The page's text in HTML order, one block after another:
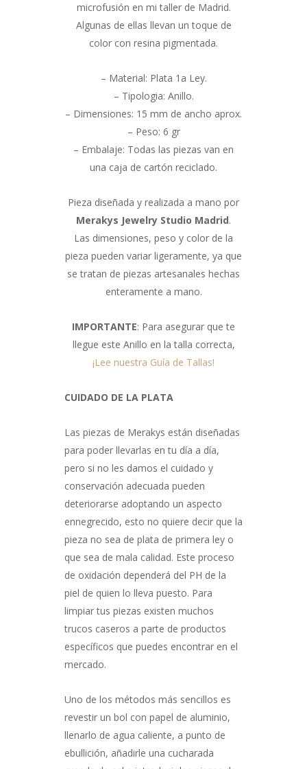
microfusión en mi taller de Madrid.
Algunas de ellas llevan un toque de
color con resina pigmentada.
– Material: Plata 1a Ley.
– Tipologia: Anillo.
– Dimensiones: 15 mm de ancho aprox.
– Peso: 6 gr
– Embalaje: Todas las piezas van en
una caja de cartón reciclado.
Pieza diseñada y realizada a mano por
Merakys Jewelry Studio Madrid.
Las dimensiones, peso y color de la
pieza pueden variar ligeramente, ya que
se tratan de piezas artesanales hechas
enteramente a mano.
IMPORTANTE: Para asegurar que te
llegue este Anillo en la talla correcta,
¡Lee nuestra Guía de Tallas!
CUIDADO DE LA PLATA
Las piezas de Merakys están diseñadas
para poder llevarlas en tu día a día,
pero si no les damos el cuidado y
conservación adecuada pueden
deteriorarse adoptando un aspecto
ennegrecido, esto no quiere decir que la
pieza no sea de plata de primera ley o
que sea de mala calidad. Este proceso
de oxidación dependerá del PH de la
piel de quien lo lleva puesto. Para
limpiar tus piezas existen muchos
trucos caseros a parte de productos
específicos que puedes encontrar en el
mercado.
Uno de los métodos más sencillos es
revestir un bol con papel de aluminio,
llenarlo de agua caliente, a punto de
ebullición, añadirle una cucharada